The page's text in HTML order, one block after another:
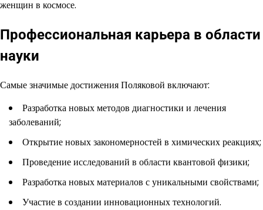
женщин в космосе.
Профессиональная карьера в области
науки
Самые значимые достижения Поляковой включают:
Разработка новых методов диагностики и лечения
заболеваний;
Открытие новых закономерностей в химических реакциях;
Проведение исследований в области квантовой физики;
Разработка новых материалов с уникальными свойствами;
Участие в создании инновационных технологий.